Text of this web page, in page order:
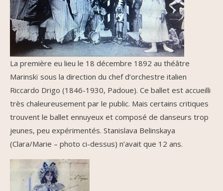
La première eu lieu le 18 décembre 1892 au théâtre
Marinskï sous la direction du chef d’orchestre italien
Riccardo Drigo (1846-1930, Padoue). Ce ballet est accueilli
très chaleureusement par le public. Mais certains critiques
trouvent le ballet ennuyeux et composé de danseurs trop
jeunes, peu expérimentés. Stanislava Belinskaya
(Clara/Marie – photo ci-dessus) n’avait que 12 ans.